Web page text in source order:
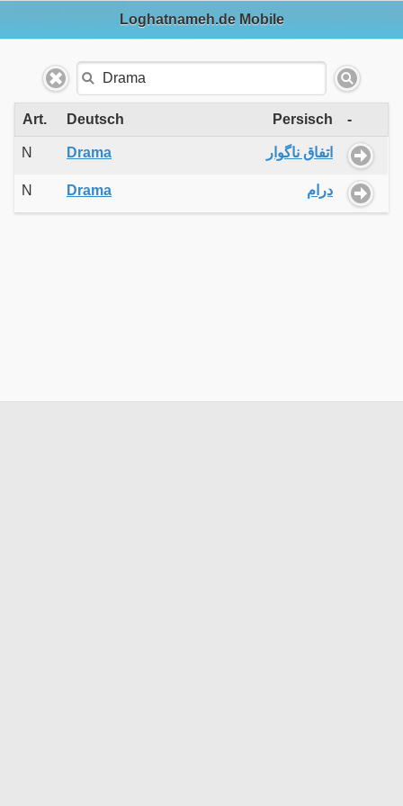
Loghatnameh.de Mobile
Art. Deutsch Persisch -
N Drama اتفاق ناگوار
N Drama درام